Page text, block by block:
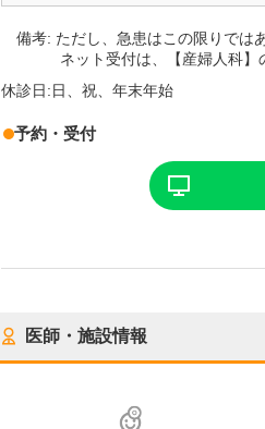
備考: ただし、急患はこの限りでは
ネット受付は、【産婦人科】
休診日:日、祝、年末年始
予約・受付
医師・施設情報